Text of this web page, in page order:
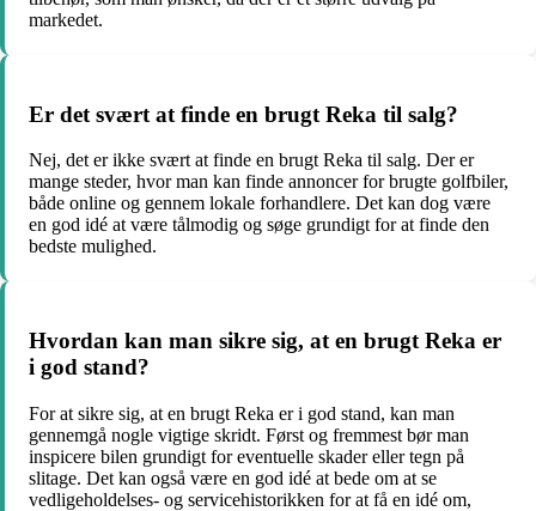
markedet.
Er det svært at finde en brugt Reka til salg?
Nej, det er ikke svært at finde en brugt Reka til salg. Der er
mange steder, hvor man kan finde annoncer for brugte golfbiler,
både online og gennem lokale forhandlere. Det kan dog være
en god idé at være tålmodig og søge grundigt for at finde den
bedste mulighed.
Hvordan kan man sikre sig, at en brugt Reka er
i god stand?
For at sikre sig, at en brugt Reka er i god stand, kan man
gennemgå nogle vigtige skridt. Først og fremmest bør man
inspicere bilen grundigt for eventuelle skader eller tegn på
slitage. Det kan også være en god idé at bede om at se
vedligeholdelses- og servicehistorikken for at få en idé om,